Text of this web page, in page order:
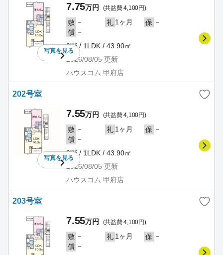
写真を見る
7.75万円 (共益費 4,100円)
敷 － 礼 1ヶ月 保 －
償 －
2階 / 1LDK / 43.90㎡
2026/08/05 更新
ハウスコム 甲府店
202号室
写真を見る
7.55万円 (共益費 4,100円)
敷 － 礼 1ヶ月 保 －
償 －
2階 / 1LDK / 43.90㎡
2026/08/05 更新
ハウスコム 甲府店
203号室
7.55万円 (共益費 4,100円)
敷 － 礼 1ヶ月 保 －
償 －